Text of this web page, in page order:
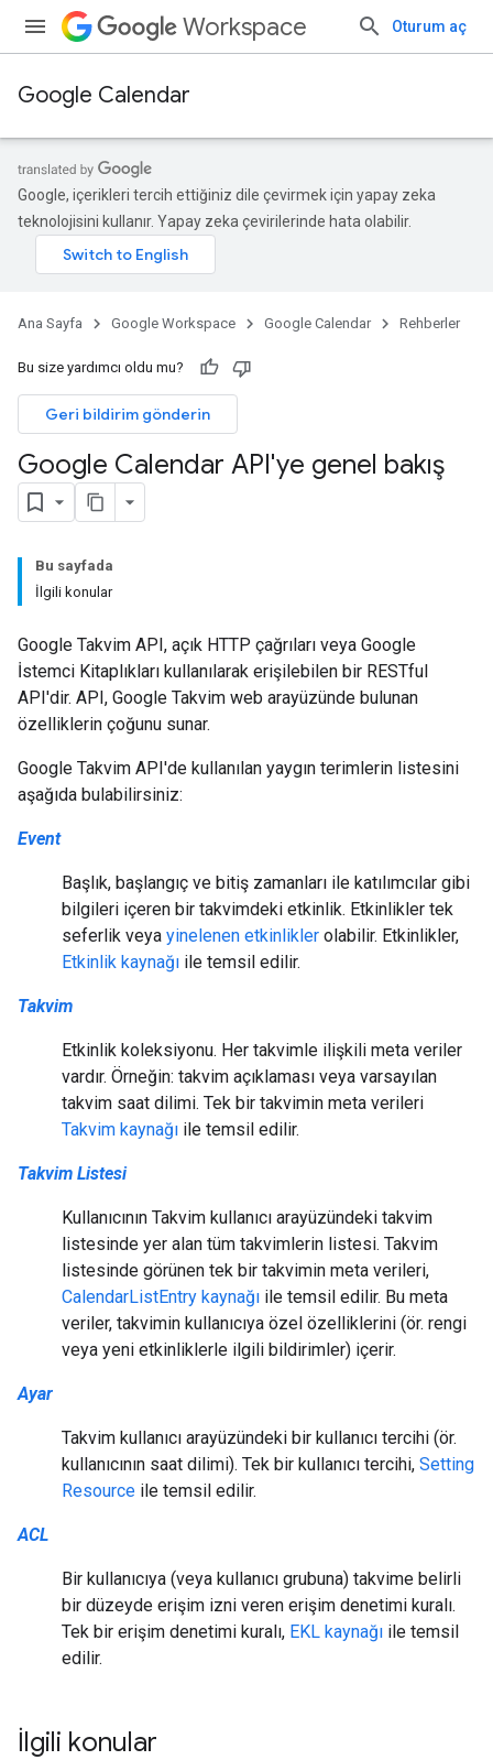
Workspace Oturum aç
Google Calendar
Google, içerikleri tercih ettiğiniz dile çevirmek için yapay zeka
teknolojisini kullanır. Yapay zeka çevirilerinde hata olabilir.
Ana Sayfa Google Workspace Google Calendar Rehberler
Bu size yardımcı oldu mu?
Geri bildirim gönderin
Google Calendar API'ye genel bakış
Bu sayfada
İlgili konular
Google Takvim API, açık HTTP çağrıları veya Google
İstemci Kitaplıkları kullanılarak erişilebilen bir RESTful
API'dir. API, Google Takvim web arayüzünde bulunan
özelliklerin çoğunu sunar.
Google Takvim API'de kullanılan yaygın terimlerin listesini
aşağıda bulabilirsiniz:
Event
Başlık, başlangıç ve bitiş zamanları ile katılımcılar gibi
bilgileri içeren bir takvimdeki etkinlik. Etkinlikler tek
seferlik veya yinelenen etkinlikler olabilir. Etkinlikler,
Etkinlik kaynağı ile temsil edilir.
Takvim
Etkinlik koleksiyonu. Her takvimle ilişkili meta veriler
vardır. Örneğin: takvim açıklaması veya varsayılan
takvim saat dilimi. Tek bir takvimin meta verileri
Takvim kaynağı ile temsil edilir.
Takvim Listesi
Kullanıcının Takvim kullanıcı arayüzündeki takvim
listesinde yer alan tüm takvimlerin listesi. Takvim
listesinde görünen tek bir takvimin meta verileri,
CalendarListEntry kaynağı ile temsil edilir. Bu meta
veriler, takvimin kullanıcıya özel özelliklerini (ör. rengi
veya yeni etkinliklerle ilgili bildirimler) içerir.
Ayar
Takvim kullanıcı arayüzündeki bir kullanıcı tercihi (ör.
kullanıcının saat dilimi). Tek bir kullanıcı tercihi, Setting
Resource ile temsil edilir.
ACL
Bir kullanıcıya (veya kullanıcı grubuna) takvime belirli
bir düzeyde erişim izni veren erişim denetimi kuralı.
Tek bir erişim denetimi kuralı, EKL kaynağı ile temsil
edilir.
İlgili konular